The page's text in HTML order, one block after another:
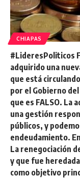
CHIAPAS
#LideresPoliticos
adquirido una
que está
por el Gobierno
que es FALSO. La
una gestión
públicos, y
endeudamiento.
La renegociación
y que fue
como objetivo